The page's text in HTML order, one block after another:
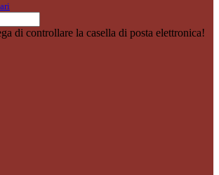
di controllare la casella di posta elettronica!